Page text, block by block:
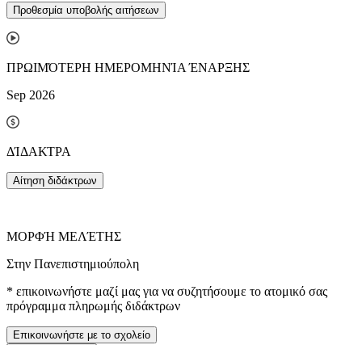
Προθεσμία υποβολής αιτήσεων
ΠΡΩΙΜΌΤΕΡΗ ΗΜΕΡΟΜΗΝΊΑ ΈΝΑΡΞΗΣ
Sep 2026
ΔΊΔΑΚΤΡΑ
Αίτηση διδάκτρων
ΜΟΡΦΉ ΜΕΛΈΤΗΣ
Στην Πανεπιστημιούπολη
* επικοινωνήστε μαζί μας για να συζητήσουμε το ατομικό σας
πρόγραμμα πληρωμής διδάκτρων
Επικοινωνήστε με το σχολείο